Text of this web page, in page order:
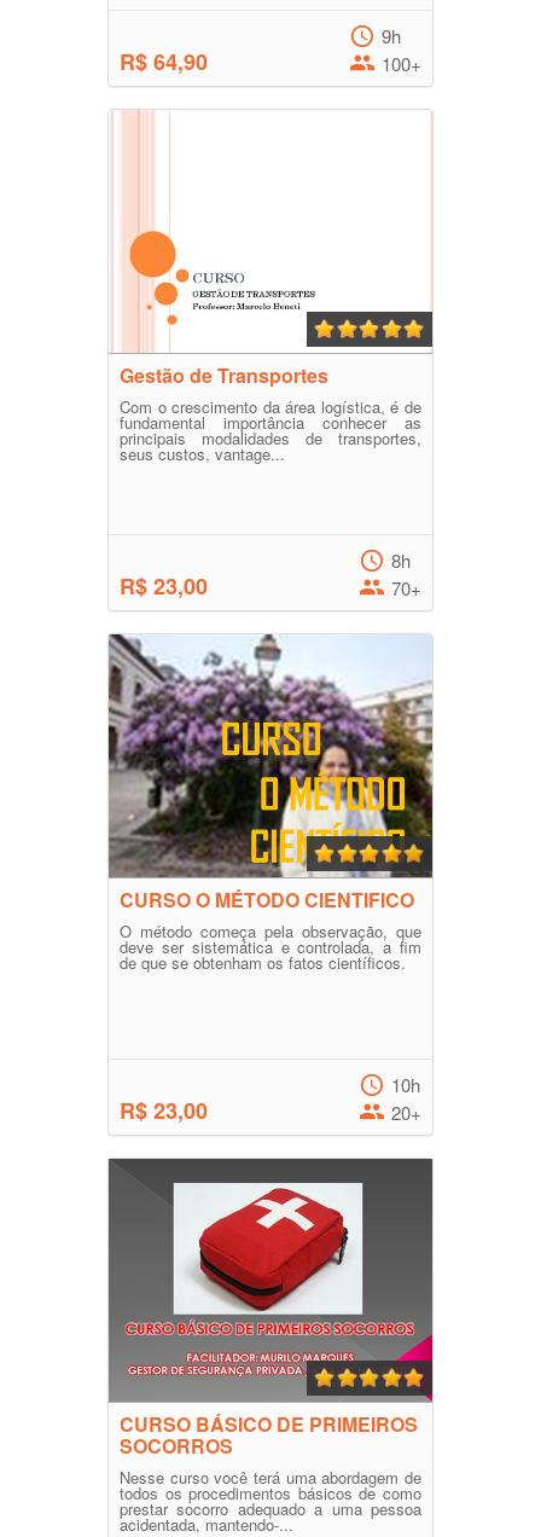
R$ 64,90
9h
100+
Gestão de Transportes
Com o crescimento da área logística, é de
fundamental importância conhecer as
principais modalidades de transportes,
seus custos, vantage...
R$ 23,00
8h
70+
CURSO O MÉTODO CIENTIFICO
O método começa pela observação, que
deve ser sistemática e controlada, a fim
de que se obtenham os fatos científicos.
R$ 23,00
10h
20+
CURSO BÁSICO DE PRIMEIROS
SOCORROS
Nesse curso você terá uma abordagem de
todos os procedimentos básicos de como
prestar socorro adequado a uma pessoa
acidentada, mantendo-...